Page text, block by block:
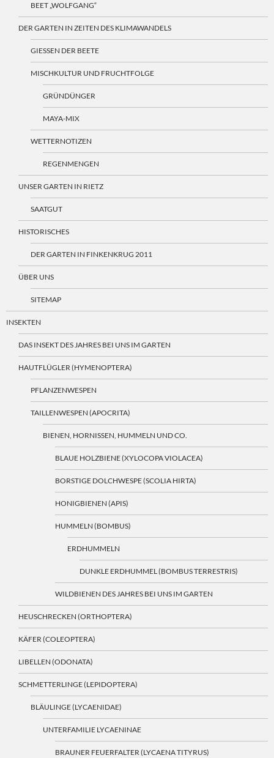
BEET „WOLFGANG“
DER GARTEN IN ZEITEN DES KLIMAWANDELS
GIESSEN DER BEETE
MISCHKULTUR UND FRUCHTFOLGE
GRÜNDÜNGER
MAYA-MIX
WETTERNOTIZEN
REGENMENGEN
UNSER GARTEN IN RIETZ
SAATGUT
HISTORISCHES
DER GARTEN IN FINKENKRUG 2011
ÜBER UNS
SITEMAP
INSEKTEN
DAS INSEKT DES JAHRES BEI UNS IM GARTEN
HAUTFLÜGLER (HYMENOPTERA)
PFLANZENWESPEN
TAILLENWESPEN (APOCRITA)
BIENEN, HORNISSEN, HUMMELN UND CO.
BLAUE HOLZBIENE (XYLOCOPA VIOLACEA)
BORSTIGE DOLCHWESPE (SCOLIA HIRTA)
HONIGBIENEN (APIS)
HUMMELN (BOMBUS)
ERDHUMMELN
DUNKLE ERDHUMMEL (BOMBUS TERRESTRIS)
WILDBIENEN DES JAHRES BEI UNS IM GARTEN
HEUSCHRECKEN (ORTHOPTERA)
KÄFER (COLEOPTERA)
LIBELLEN (ODONATA)
SCHMETTERLINGE (LEPIDOPTERA)
BLÄULINGE (LYCAENIDAE)
UNTERFAMILIE LYCAENINAE
BRAUNER FEUERFALTER (LYCAENA TITYRUS)